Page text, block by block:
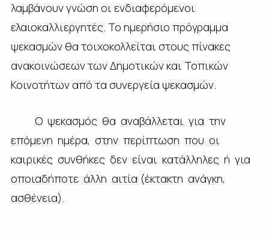
λαμβάνουν γνώση οι ενδιαφερόμενοι
ελαιοκαλλιεργητές. Το ημερήσιο πρόγραμμα
ψεκασμών θα τοιχοκολλείται στους πίνακες
ανακοινώσεων των Δημοτικών και Τοπικών
Κοινοτήτων από τα συνεργεία ψεκασμών.
Ο ψεκασμός θα αναβάλλεται για την
επόμενη ημέρα, στην περίπτωση που οι
καιρικές συνθήκες δεν είναι κατάλληλες ή για
οποιαδήποτε άλλη αιτία (έκτακτη ανάγκη,
ασθένεια).